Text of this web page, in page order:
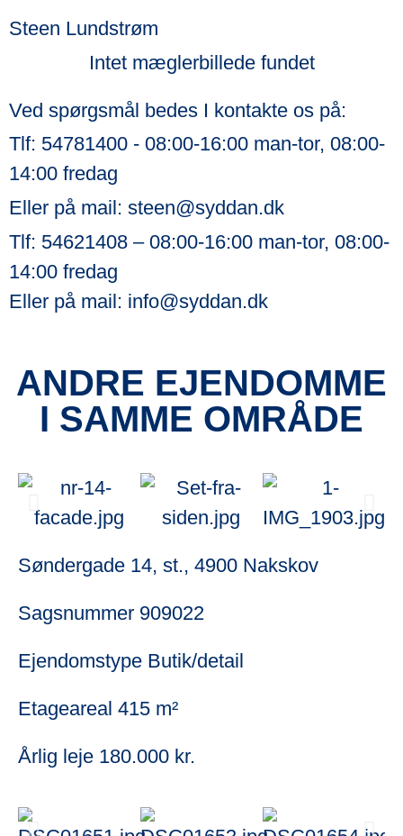
Steen Lundstrøm
Intet mæglerbillede fundet
Ved spørgsmål bedes I kontakte os på:
Tlf: 54781400 - 08:00-16:00 man-tor, 08:00-
14:00 fredag
Eller på mail: steen@syddan.dk
Tlf: 54621408 – 08:00-16:00 man-tor, 08:00-
14:00 fredag
Eller på mail: info@syddan.dk
ANDRE EJENDOMME
I SAMME OMRÅDE
Søndergade 14, st., 4900 Nakskov
Sagsnummer 909022
Ejendomstype Butik/detail
Etageareal 415 m²
Årlig leje 180.000 kr.